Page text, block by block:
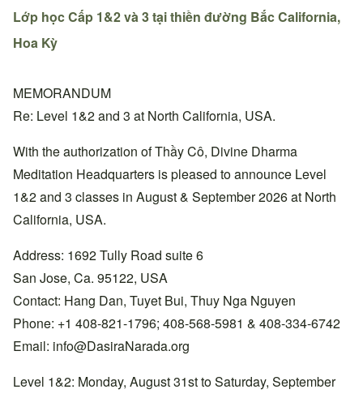
Lớp học Cấp 1&2 và 3 tại thiền đường Bắc California,
Hoa Kỳ
MEMORANDUM
Re: Level 1&2 and 3 at North California, USA.
With the authorization of Thầy Cô, Divine Dharma
Meditation Headquarters is pleased to announce Level
1&2 and 3 classes in August & September 2026 at North
California, USA.
Address: 1692 Tully Road suite 6
San Jose, Ca. 95122, USA
Contact: Hang Dan, Tuyet Bui, Thuy Nga Nguyen
Phone: +1 408-821-1796; 408-568-5981 & 408-334-6742
Email: info@DasiraNarada.org
Level 1&2: Monday, August 31st to Saturday, September